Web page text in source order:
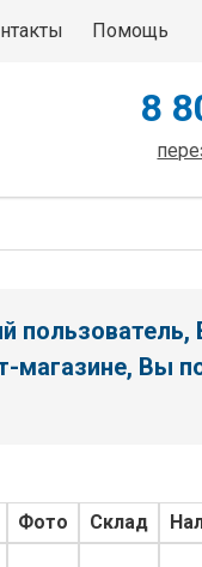
Помощь
8
магазине, Вы
Фото Склад